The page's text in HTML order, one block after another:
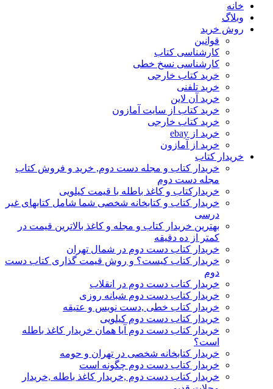
خانه
وبلاگ
روش خرید
قوانین
کارشناسی کتاب
کارشناسی نسخ خطی
خرید کتاب خارجی
خرید تلفنی
خرید آن لاین
خرید کتاب از سایت آمازون
خرید کتاب خارجی
خرید از ebay
خرید از آمازون
خریدار کتاب
خریدار کتاب و مجله دست دوم, خرید و فروش کتاب
مجله دست دوم
خریدارکتاب و کاغذ باطله با قیمت کیلویی
خریدار کتاب و کتابخانه شخصی شما شامل کتابهای غیر
درسی
بهترین خریدار کتاب و مجله و کاغذ بالاترین قیمت در
کمتر از ده دقیقه
خریدار کتاب دست دوم در شمال تهران
خریدار کتاب کیست؟ و روش قیمت گذاری کتاب دست
دوم
خریدار کتاب دست دوم در انقلاب
خریدار کتاب دست دوم شبانه روزی
خریدار کتاب خطی ,دست نویس و عتیقه
خریدار کتاب دست دوم کیلویی
خریدار کتاب دست دوم آیا همان خریدار کاغذ باطله
است؟
خریدار کتابخانه شخصی در تهران و حومه
خریدار کتاب دست دوم چگونه است
خریدار کتاب دست دوم ,خریدار کاغذ باطله ,خریدار